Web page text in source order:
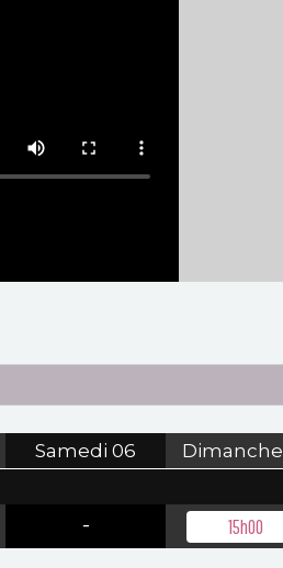
Samedi 06 Dimanche
- 15h00